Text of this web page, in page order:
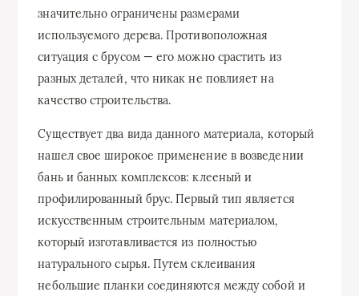
значительно ограничены размерами
используемого дерева. Противоположная
ситуация с брусом — его можно срастить из
разных деталей, что никак не повлияет на
качество строительства.
Существует два вида данного материала, который
нашел свое широкое применение в возведении
бань и банных комплексов: клееный и
профилированный брус. Первый тип является
искусственным строительным материалом,
который изготавливается из полностью
натурального сырья. Путем склеивания
небольшие планки соединяются между собой и